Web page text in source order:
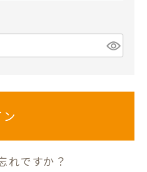
れですか？